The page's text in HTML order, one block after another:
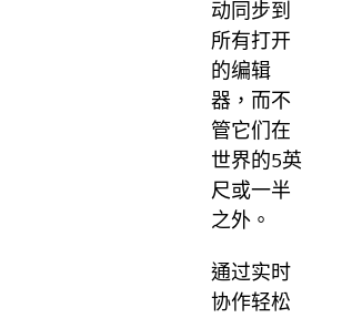
动同步到
所有打开
的编辑
器，而不
管它们在
世界的5英
尺或一半
之外。
通过实时
协作轻松